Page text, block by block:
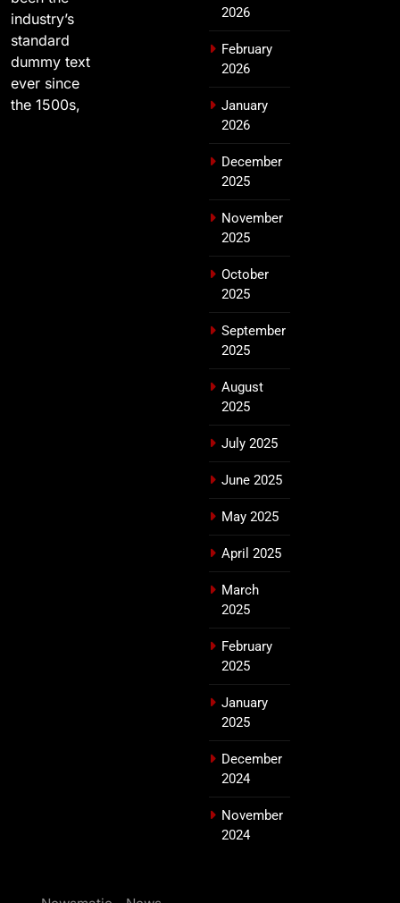
industry’s
standard
dummy text
ever since
the 1500s,
2026
February
2026
January
2026
December
2025
November
2025
October
2025
September
2025
August
2025
July 2025
June 2025
May 2025
April 2025
March
2025
February
2025
January
2025
December
2024
November
2024